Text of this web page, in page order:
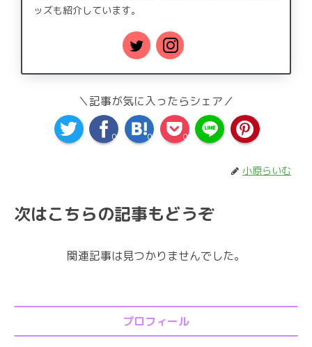
ッズも紹介しています。
＼記事が気に入ったらシェア／
0 0 0
小原らいむ
次はこちらの記事もどうぞ
関連記事は見つかりませんでした。
プロフィール